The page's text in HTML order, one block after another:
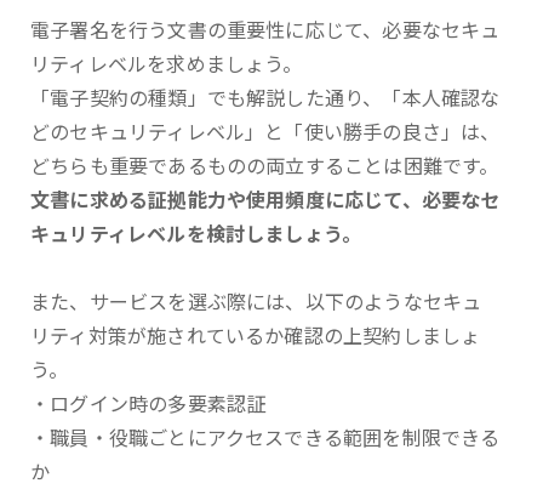
電子署名を行う文書の重要性に応じて、必要なセキュ
リティレベルを求めましょう。
「電子契約の種類」でも解説した通り、「本人確認な
どのセキュリティレベル」と「使い勝手の良さ」は、
どちらも重要であるものの両立することは困難です。
文書に求める証拠能力や使用頻度に応じて、必要なセ
キュリティレベルを検討しましょう。
また、サービスを選ぶ際には、以下のようなセキュ
リティ対策が施されているか確認の上契約しましょ
う。
・ログイン時の多要素認証
・職員・役職ごとにアクセスできる範囲を制限できる
か